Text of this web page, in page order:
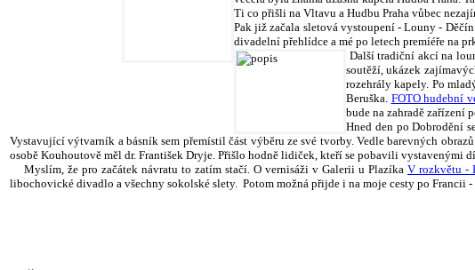
Ti co přišli na Vltavu a Hudbu Praha vůbec
Pak již začala sletová vystoupení - Louny -
divadelní přehlídce a mé po letech premíéře na
Další tradiční akcí na
soutěží, ukázek
rozehrály kapely. Po
Beruška. FOTO hudební
bude na zahradě zařízení
Hned den po Dobrodění
Vystavující výtvarník a básník sem přemístil část výběru ze své tvorby. Vedle barevných
osobě Kouhoutově měl dr. František Dryje. Přišlo hodně lidiček, kteří se pobavili vystavenými
Myslím, že pro začátek návratu to zatím stačí. O vernisáži v Galerii u Plazíka V rozkvětu -
libochovické divadlo a všechny sokolské slety. Potom možná přijde i na moje cesty po Francii -